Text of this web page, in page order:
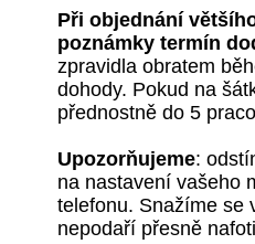
Při objednání
poznámky termín
zpravidla obratem
dohody. Pokud na
přednostně do 5
Upozorňujeme:
na nastavení vašeho
telefonu. Snažíme se
nepodaří přesně